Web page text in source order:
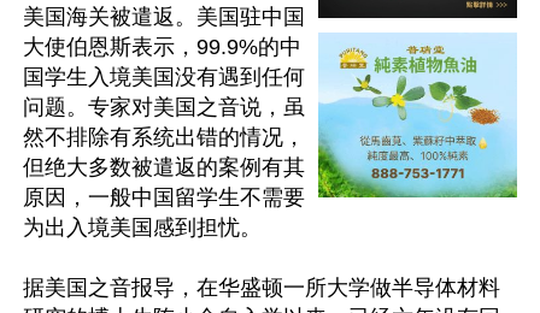
美国海关被遣返。美国驻中国
大使伯恩斯表示，99.9%的中
国学生入境美国没有遇到任何
问题。专家对美国之音说，虽
然不排除有系统出错的情况，
但绝大多数被遣返的案例有其
原因，一般中国留学生不需要
为出入境美国感到担忧。
据美国之音报导，在华盛顿一所大学做半导体材料